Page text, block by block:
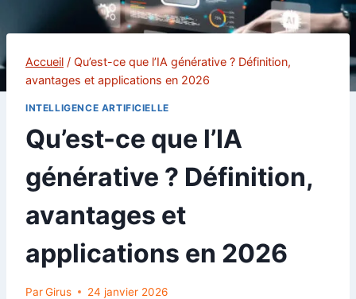
Accueil / Qu’est-ce que l’IA générative ? Définition,
avantages et applications en 2026
INTELLIGENCE ARTIFICIELLE
Qu’est-ce que l’IA
générative ? Définition,
avantages et
applications en 2026
ParGirus 24 janvier 2026